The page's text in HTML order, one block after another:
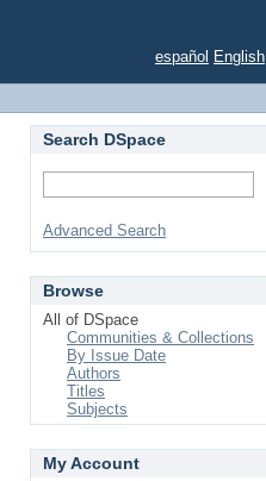
español English
Search DSpace
Advanced Search
Browse
All of DSpace
Communities & Collections
By Issue Date
Authors
Titles
Subjects
My Account